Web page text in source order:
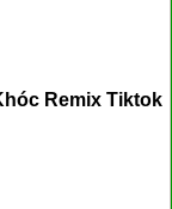
Remix Tiktok